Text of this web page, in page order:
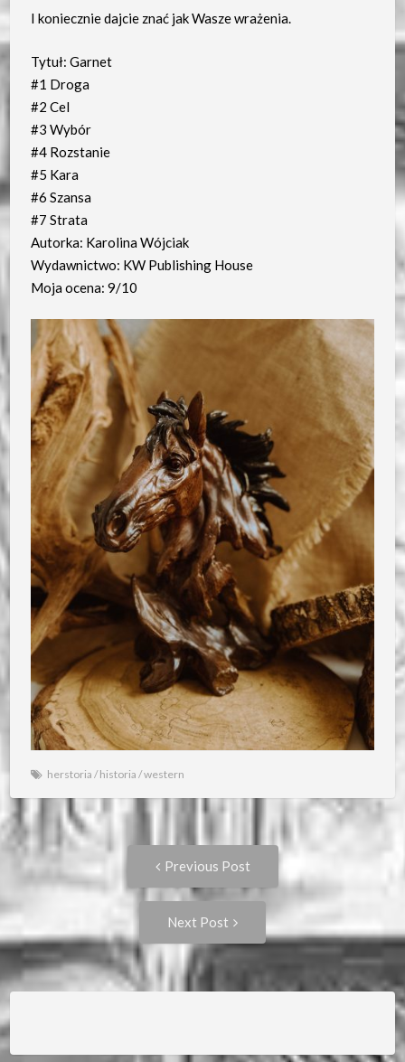
I koniecznie dajcie znać jak Wasze wrażenia.
Tytuł: Garnet
#1 Droga
#2 Cel
#3 Wybór
#4 Rozstanie
#5 Kara
#6 Szansa
#7 Strata
Autorka: Karolina Wójciak
Wydawnictwo: KW Publishing House
Moja ocena: 9/10
herstoria /historia /western
Post
navigation
Previous Post
Previous
post:
Next Post
Next
Post: